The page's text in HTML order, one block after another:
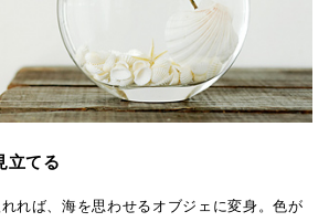
立てる
れば、海を思わせるオブジェに変身。色が